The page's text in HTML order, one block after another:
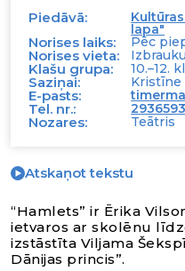
Piedāvā:
lapa"
Norises laiks: Pēc
Norises vieta:
Klašu grupa: 10.–12.
Saziņai: Kristīne
E-pasts:
Tel. nr.:
Nozares: Teātris
Atskaņot tekstu
“Hamlets” ir Ērika
ietvaros ar skolēnu
izstāstīta Viljama
Dānijas princis”.